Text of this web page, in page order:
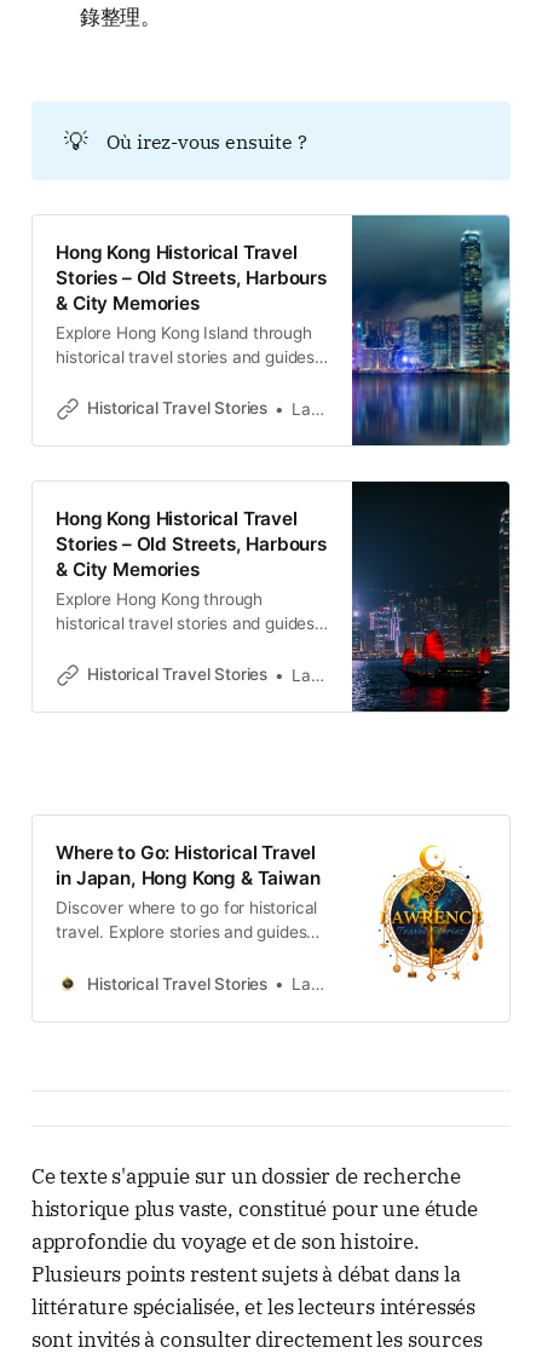
錄整理。
💡 Où irez-vous ensuite ?
Hong Kong Historical Travel
Stories – Old Streets, Harbours
& City Memories
Explore Hong Kong Island through
historical travel stories and guides.
neighbourhoods filled with
Historical Travel Stories Lawrence
Hong Kong Historical Travel
Stories – Old Streets, Harbours
& City Memories
Explore Hong Kong through
historical travel stories and guides.
neighbourhoods filled with
Historical Travel Stories Lawrence
Where to Go: Historical Travel
in Japan, Hong Kong & Taiwan
Discover where to go for historical
travel. Explore stories and guides
Taiwan, more destinations like the
Historical Travel Stories Lawrence
Ce texte s'appuie sur un dossier de recherche
historique plus vaste, constitué pour une étude
approfondie du voyage et de son histoire.
Plusieurs points restent sujets à débat dans la
littérature spécialisée, et les lecteurs intéressés
sont invités à consulter directement les sources